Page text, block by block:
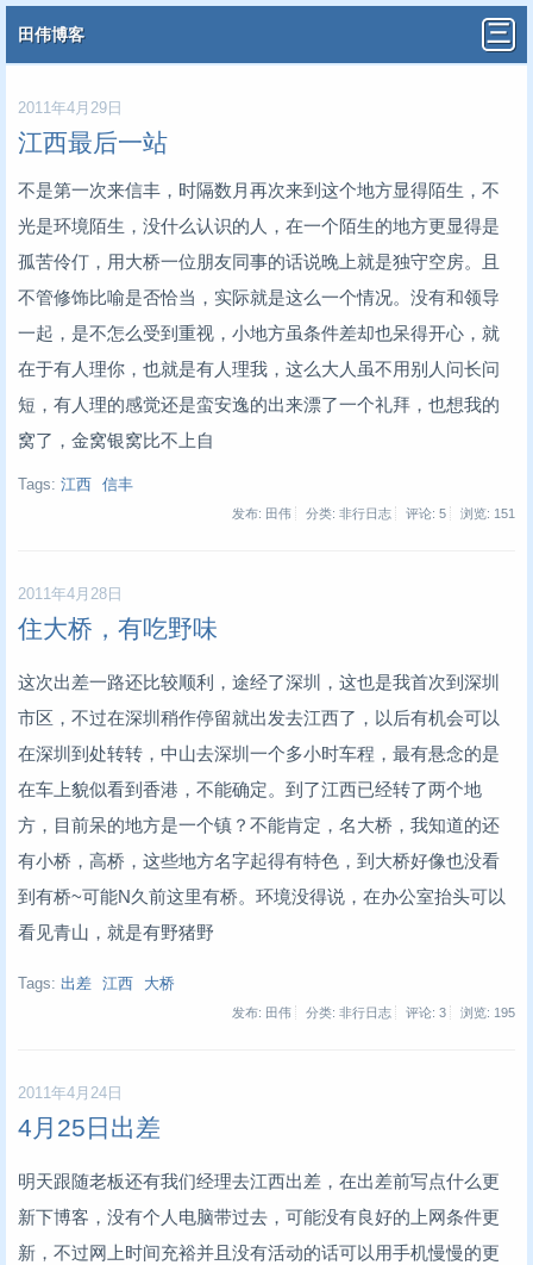
田伟博客
2011年4月29日
江西最后一站
不是第一次来信丰，时隔数月再次来到这个地方显得陌生，不
光是环境陌生，没什么认识的人，在一个陌生的地方更显得是
孤苦伶仃，用大桥一位朋友同事的话说晚上就是独守空房。且
不管修饰比喻是否恰当，实际就是这么一个情况。没有和领导
一起，是不怎么受到重视，小地方虽条件差却也呆得开心，就
在于有人理你，也就是有人理我，这么大人虽不用别人问长问
短，有人理的感觉还是蛮安逸的出来漂了一个礼拜，也想我的
窝了，金窝银窝比不上自
Tags: 江西 信丰
发布: 田伟 分类: 非行日志 评论: 5 浏览: 151
2011年4月28日
住大桥，有吃野味
这次出差一路还比较顺利，途经了深圳，这也是我首次到深圳
市区，不过在深圳稍作停留就出发去江西了，以后有机会可以
在深圳到处转转，中山去深圳一个多小时车程，最有悬念的是
在车上貌似看到香港，不能确定。到了江西已经转了两个地
方，目前呆的地方是一个镇？不能肯定，名大桥，我知道的还
有小桥，高桥，这些地方名字起得有特色，到大桥好像也没看
到有桥~可能N久前这里有桥。环境没得说，在办公室抬头可以
看见青山，就是有野猪野
Tags: 出差 江西 大桥
发布: 田伟 分类: 非行日志 评论: 3 浏览: 195
2011年4月24日
4月25日出差
明天跟随老板还有我们经理去江西出差，在出差前写点什么更
新下博客，没有个人电脑带过去，可能没有良好的上网条件更
新，不过网上时间充裕并且没有活动的话可以用手机慢慢的更